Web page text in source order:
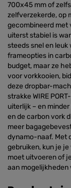
700x45 mm of
zelfverzekerde, op
gecombineerd met
uiterst stabiel is
steeds snel en
frameopties in
budget, maar ze
voor vorkkooien,
deze dropbar-
strakke WIRE
uiterlijk – en
en de carbon vork
meer
dynamo-naaf. Met
gebruiken, kun je
moet uitvoeren of
aan mogelijkheden